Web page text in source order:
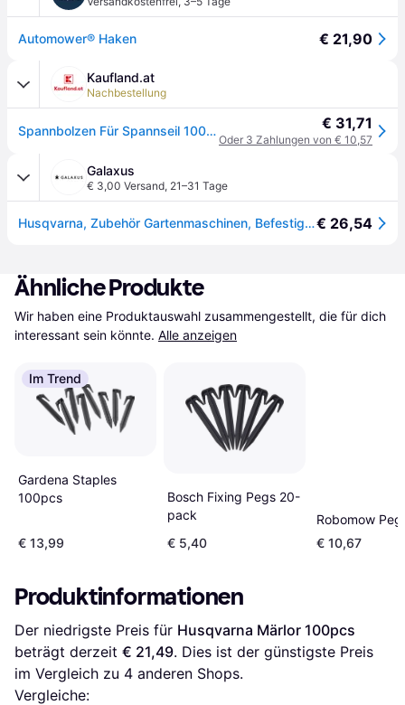
Automower® Haken € 21,90
Kaufland.at
Nachbestellung
Spannbolzen Für Spannseil 100 Stk. € 31,71
Oder 3 Zahlungen von € 10,57
Galaxus
€ 3,00 Versand, 21–31 Tage
Husqvarna, Zubehör Gartenmaschinen, Befestigungsklammern (Mähroboter, Mähroboter Installation)€ 26,54
Ähnliche Produkte
Wir haben eine Produktauswahl zusammengestellt, die für dich
interessant sein könnte. Alle anzeigen
Im Trend
Gardena Staples
100pcs
€ 13,99
Bosch Fixing Pegs 20-
pack
€ 5,40
Robomow
€ 10,67
Produktinformationen
Der niedrigste Preis für Husqvarna Märlor 100pcs
beträgt derzeit € 21,49. Dies ist der günstigste Preis
im Vergleich zu 4 anderen Shops.
Vergleiche: